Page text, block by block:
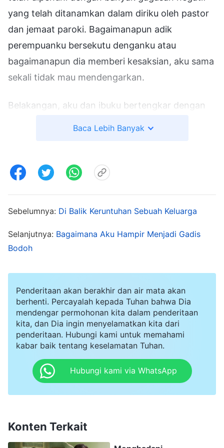
yang telah ditanamkan dalam diriku oleh pastor
dan jemaat paroki. Bagaimanapun adik
perempuanku bersekutu denganku atau
bagaimanapun dia memberi kesaksian, aku sama
sekali tidak mau mendengarkan.
Belakangan, aku dan ibuku bertengkar dengan
dan kabar bohong yang kubaca di Internet, tidak
ada solusi apa pun untuk perdebatan kami, tetapi
aku mendapati ibuku lambat laun mulai setuju
dengan persekutuan dan kesaksian adik
menerima pekerjaan Tuhan Yang Mahakuasa
pada akhir zaman. Melihat ini, aku mulai
khawatir. Jika segala sesuatunya benar-benar
seperti yang dikatakan oleh pastor dan jemaat
paroki, bagaimana jika ada sesuatu yang terjadi
pada keluargaku? Dalam keadaan putus asa, aku
pergi untuk mencari Saudari Qianhe yang
perempuanku, dan memintanya untuk mencoba
dan membujuk ibu dan adik perempuanku.
Baca Lebih Banyak
Sebelumnya: Di Balik Keruntuhan Sebuah Keluarga
Selanjutnya: Bagaimana Aku Hampir Menjadi Gadis
Bodoh
Penderitaan akan berakhir dan air mata akan
berhenti. Percayalah kepada Tuhan bahwa Dia
mendengar permohonan kita dalam penderitaan
kita, dan Dia ingin menyelamatkan kita dari
penderitaan. Hubungi kami untuk memahami
kabar baik tentang keselamatan Tuhan.
Hubungi kami via WhatsApp
Konten Terkait